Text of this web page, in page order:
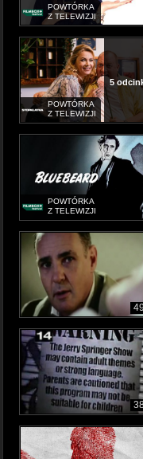
POWTÓRKA
Z TELEWIZJI
5
POWTÓRKA
Z TELEWIZJI
POWTÓRKA
Z TELEWIZJI